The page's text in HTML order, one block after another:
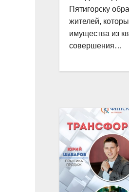
Пятигорску
жителей,
имущества из
совершения…